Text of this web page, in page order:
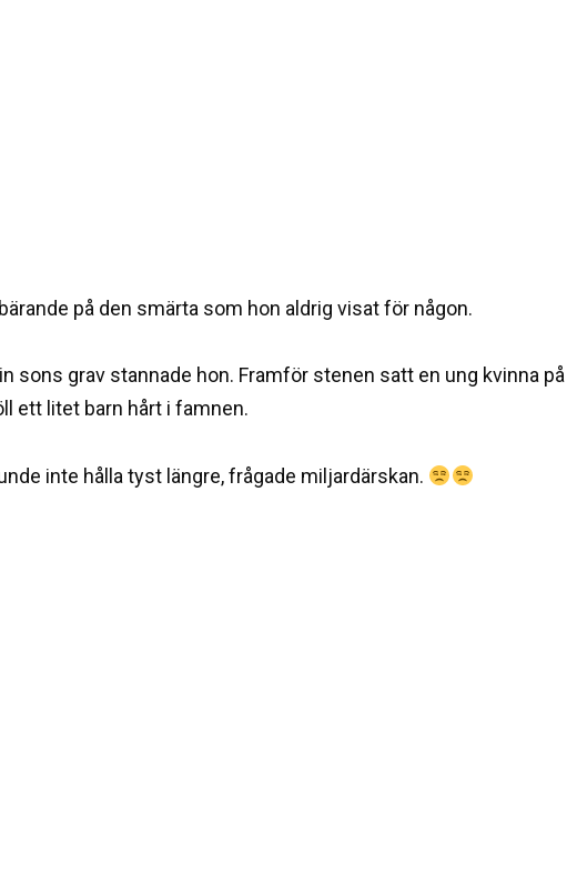
på den smärta som hon aldrig visat för någon.
sons grav stannade hon. Framför stenen satt en ung kvinna på
ett litet barn hårt i famnen.
inte hålla tyst längre, frågade miljardärskan.